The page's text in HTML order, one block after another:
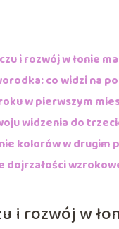
i rozwój w łonie
co widzi na
w pierwszym
widzenia do
kolorów w drugim
dojrzałości
i rozwój w